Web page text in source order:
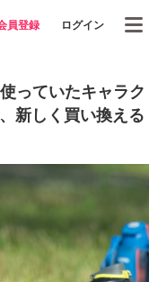
員登録 ログイン
っていたキャラク
新しく買い換える